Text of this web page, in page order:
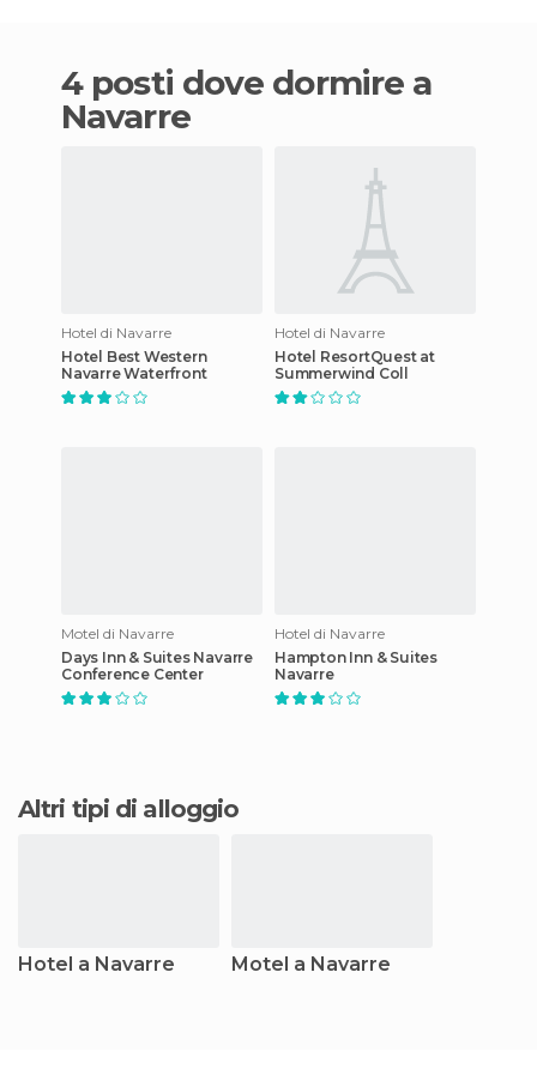
4 posti dove dormire a
Navarre
Hotel di Navarre
Hotel Best Western
Navarre Waterfront
Hotel di Navarre
Hotel ResortQuest at
Summerwind Coll
Motel di Navarre
Days Inn & Suites Navarre
Conference Center
Hotel di Navarre
Hampton Inn & Suites
Navarre
Altri tipi di alloggio
Hotel a Navarre Motel a Navarre